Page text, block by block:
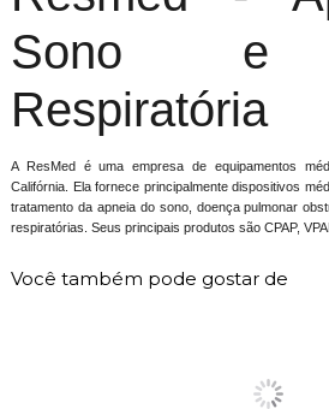
Sono e
Respiratória
A ResMed é uma empresa de equipamentos
Califórnia. Ela fornece principalmente dispositivos
tratamento da apneia do sono, doença pulmonar
respiratórias. Seus principais produtos são CPAP,
Você também pode gostar de